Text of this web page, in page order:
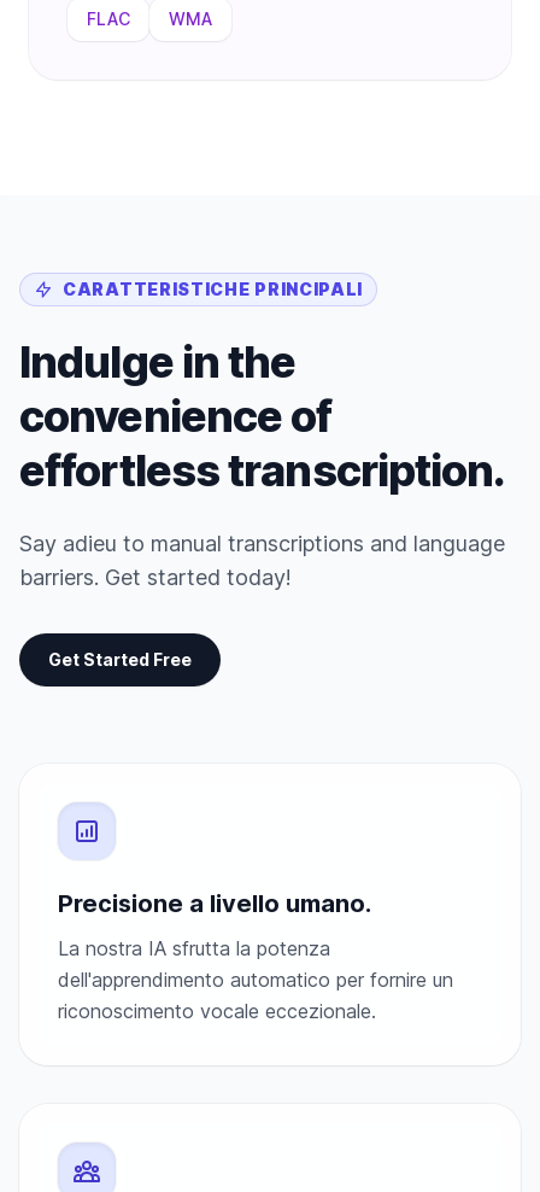
FLAC WMA
CARATTERISTICHE PRINCIPALI
Indulge in the
convenience of
effortless transcription.
Say adieu to manual transcriptions and language
barriers. Get started today!
Get Started Free
Precisione a livello umano.
La nostra IA sfrutta la potenza
dell'apprendimento automatico per fornire un
riconoscimento vocale eccezionale.